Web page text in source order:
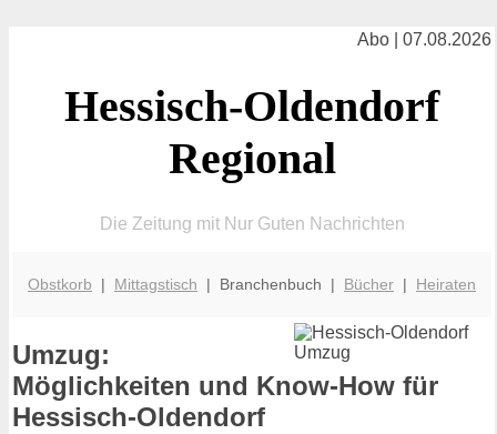
Abo | 07.08.2026
Hessisch-Oldendorf
Regional
Die Zeitung mit Nur Guten Nachrichten
Obstkorb | Mittagstisch | Branchenbuch | Bücher | Heiraten
Umzug:
Möglichkeiten und Know-How für
Hessisch-Oldendorf